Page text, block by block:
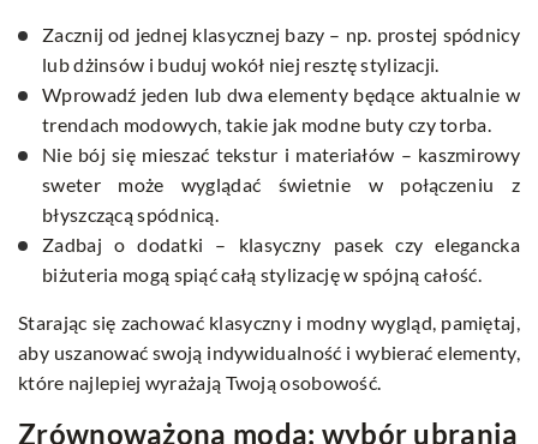
Zacznij od jednej klasycznej bazy – np. prostej spódnicy
lub dżinsów i buduj wokół niej resztę stylizacji.
Wprowadź jeden lub dwa elementy będące aktualnie w
trendach modowych, takie jak modne buty czy torba.
Nie bój się mieszać tekstur i materiałów – kaszmirowy
sweter może wyglądać świetnie w połączeniu z
błyszczącą spódnicą.
Zadbaj o dodatki – klasyczny pasek czy elegancka
biżuteria mogą spiąć całą stylizację w spójną całość.
Starając się zachować klasyczny i modny wygląd, pamiętaj,
aby uszanować swoją indywidualność i wybierać elementy,
które najlepiej wyrażają Twoją osobowość.
Zrównoważona moda: wybór ubrania